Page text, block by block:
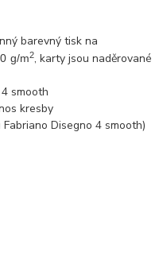
barevný tisk na
g/m2, karty jsou naděrované
smooth
kresby
Disegno 4 smooth)